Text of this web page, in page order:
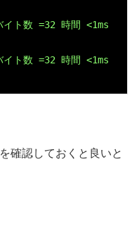
確認しておくと良いと